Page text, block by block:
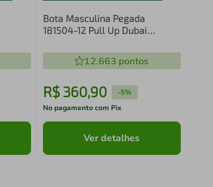
Bota Masculina Pegada
181504-12 Pull Up Dubai
12.663 pontos
R$ 360,90 -5%
No pagamento com Pix
Ver detalhes